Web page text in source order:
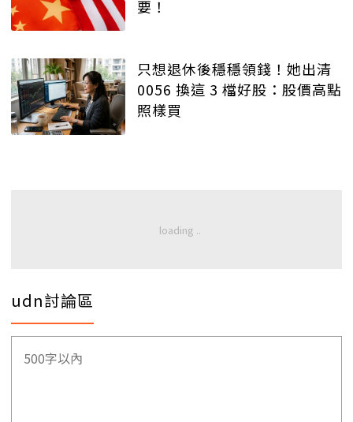
要！
只想退休後穩穩領錢！她出清
0056 換這 3 檔好股：股價高點
照樣買
udn討論區